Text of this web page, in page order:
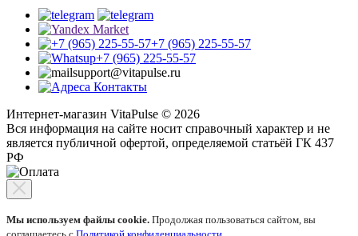
+7 (965) 225-55-57
+7 (965) 225-55-57
support@vitapulse.ru
Контакты
Интернет-магазин VitaPulse © 2026
Вся информация на сайте носит справочный характер и не
является публичной офертой, определяемой статьёй ГК 437
РФ
Мы используем файлы cookie. Продолжая пользоваться сайтом, вы